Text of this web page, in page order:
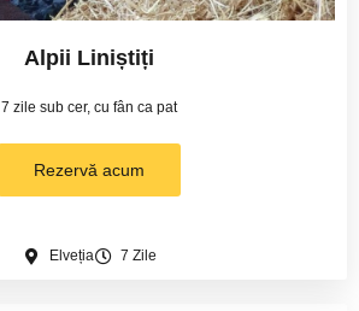
Alpii Liniștiți
7 zile sub cer, cu fân ca pat
Rezervă acum
Elveția 7 Zile